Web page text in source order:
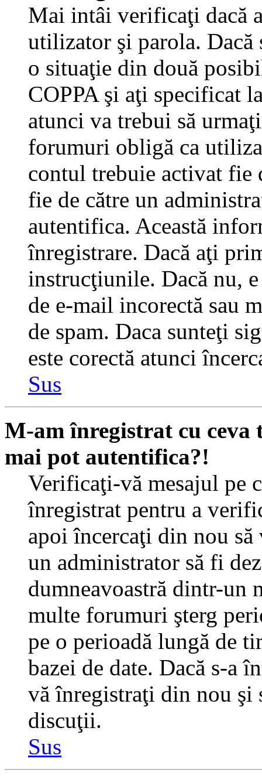
Mai intâi verificaţi dacă
utilizator şi parola. Dacă
o situaţie din două
COPPA şi aţi specificat
atunci va trebui să
forumuri obligă ca
contul trebuie activat fie
fie de către un
autentifica. Această
înregistrare. Dacă aţi
instrucţiunile. Dacă nu,
de e-mail incorectă sau
de spam. Daca sunteţi
este corectă atunci
Sus
M-am înregistrat cu
mai pot autentifica?!
Verificaţi-vă mesajul pe
înregistrat pentru a
apoi încercaţi din nou
un administrator să fi
dumneavoastră dintr-un
multe forumuri şterg
pe o perioadă lungă de
bazei de date. Dacă s-a
vă înregistraţi din nou
discuţii.
Sus